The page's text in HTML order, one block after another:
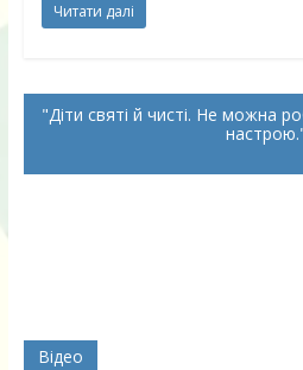
Читати далі
Діти святі й чисті. Не можна
настрою.
Відео